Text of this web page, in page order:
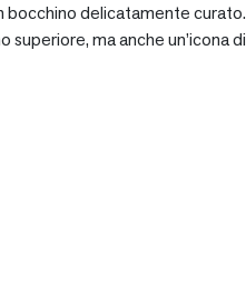
bocchino delicatamente curato.
ma anche un’icona di